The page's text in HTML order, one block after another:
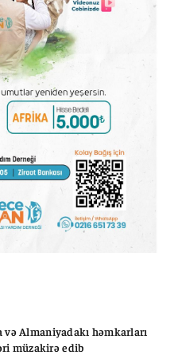
və Almaniyadakı həmkarları
müzakirə edib